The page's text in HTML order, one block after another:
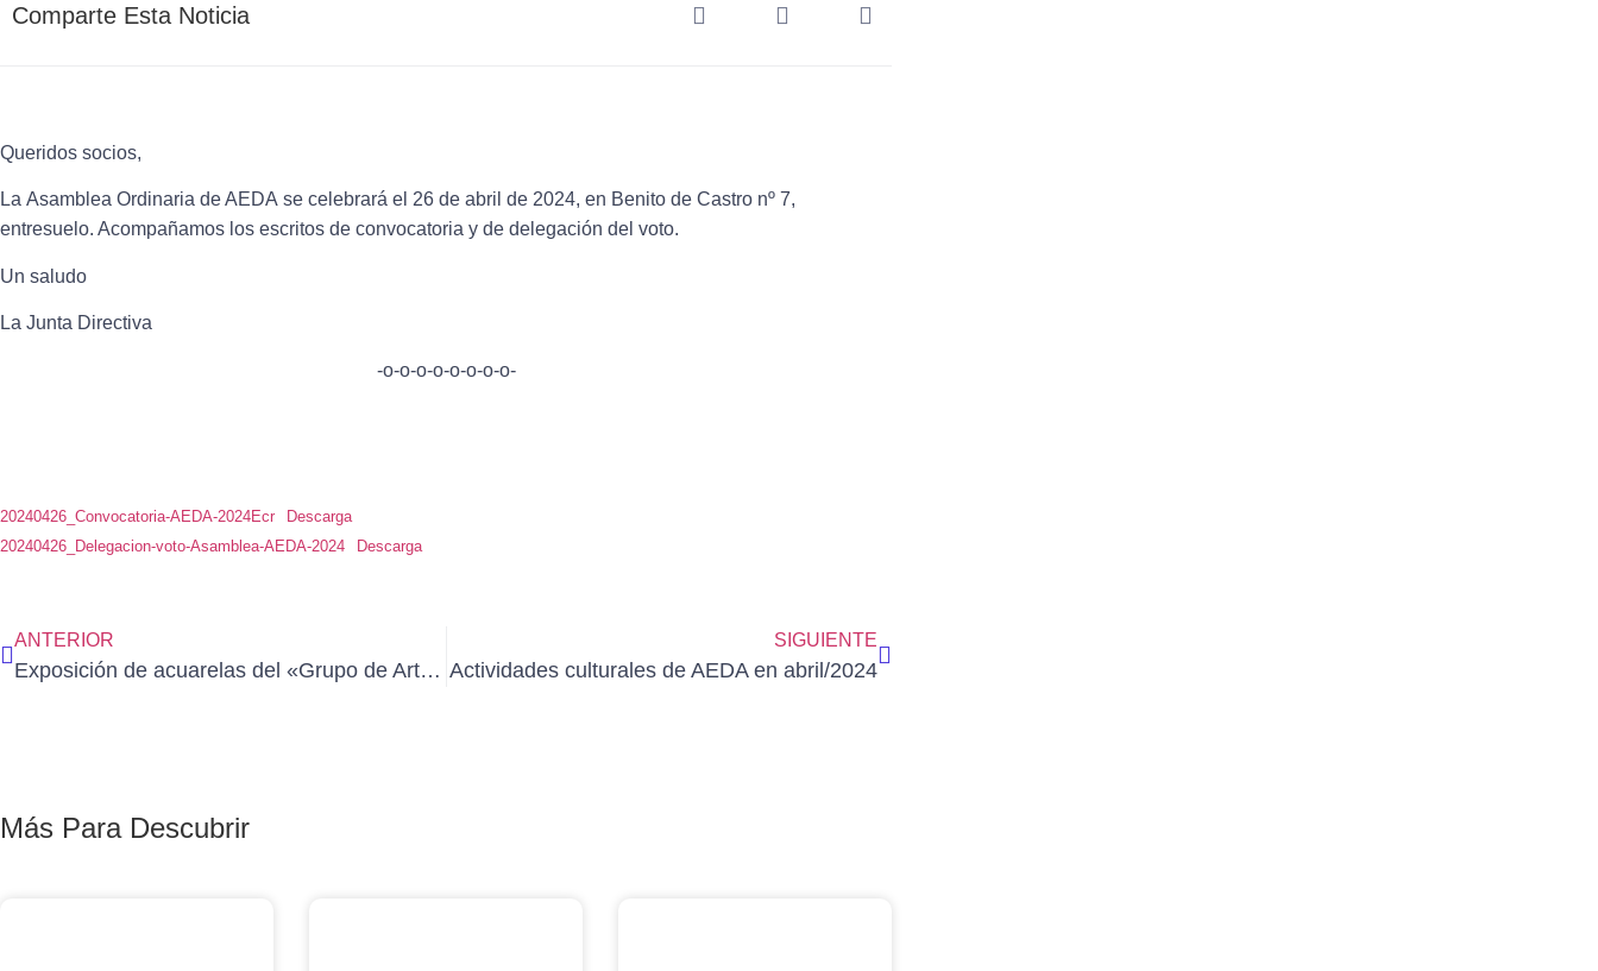
Comparte Esta Noticia
Queridos socios,
La Asamblea Ordinaria de AEDA se celebrará el 26 de abril de 2024, en Benito de Castro nº 7,
entresuelo. Acompañamos los escritos de convocatoria y de delegación del voto.
Un saludo
La Junta Directiva
-o-o-o-o-o-o-o-o-
20240426_Convocatoria-AEDA-2024Ecr
Descarga
20240426_Delegacion-voto-Asamblea-AEDA-2024
Descarga
ANTERIOR
Exposición de acuarelas del «Grupo de Arte GRU-GRU» en Alovera-Guadalajara (del 5 al 27 de abril)
SIGUIENTE
Actividades culturales de AEDA en abril/2024
Más Para Descubrir